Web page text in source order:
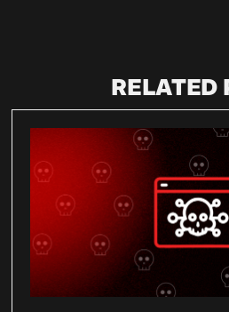
RELATED